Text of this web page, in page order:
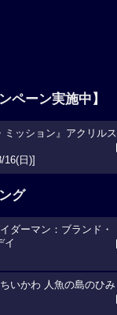
ペーン実施中】
ミッション』アクリルス
16(日)]
グ
ダーマン：ブランド・
イ
いかわ 人魚の島のひみ